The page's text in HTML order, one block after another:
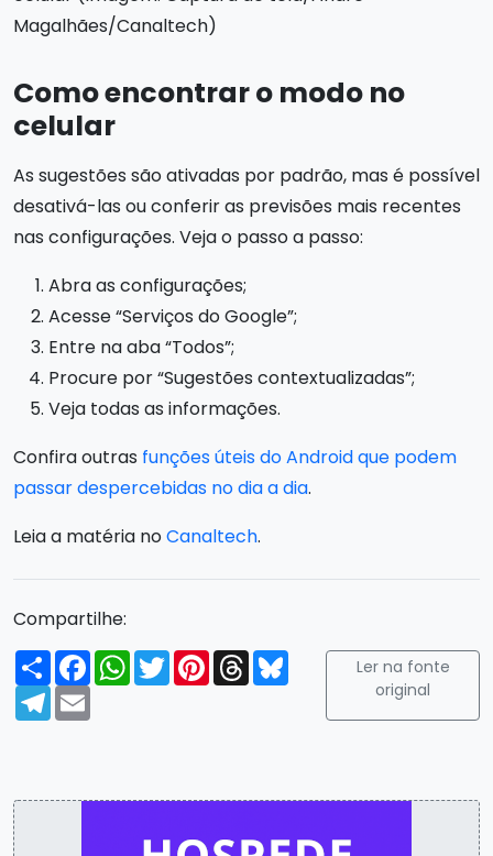
Magalhães/Canaltech)
Como encontrar o modo no
celular
As sugestões são ativadas por padrão, mas é possível
desativá-las ou conferir as previsões mais recentes
nas configurações. Veja o passo a passo:
Abra as configurações;
Acesse “Serviços do Google”;
Entre na aba “Todos”;
Procure por “Sugestões contextualizadas”;
Veja todas as informações.
Confira outras funções úteis do Android que podem
passar despercebidas no dia a dia.
Leia a matéria noCanaltech.
Compartilhe:
Compartilhar
FacebookWhatsApp
TwitterPinterest
ThreadsBluesky
Telegram
Email
Ler na fonte
original